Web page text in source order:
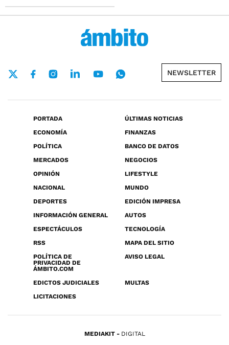
NEWSLETTER
PORTADA
ÚLTIMAS NOTICIAS
ECONOMÍA
FINANZAS
POLÍTICA
BANCO DE DATOS
MERCADOS
NEGOCIOS
OPINIÓN
LIFESTYLE
NACIONAL
MUNDO
DEPORTES
EDICIÓN IMPRESA
INFORMACIÓN GENERAL
AUTOS
ESPECTÁCULOS
TECNOLOGÍA
RSS
MAPA DEL SITIO
POLÍTICA DE
PRIVACIDAD DE
ÁMBITO.COM
AVISO LEGAL
EDICTOS JUDICIALES
MULTAS
LICITACIONES
MEDIAKIT DIGITAL